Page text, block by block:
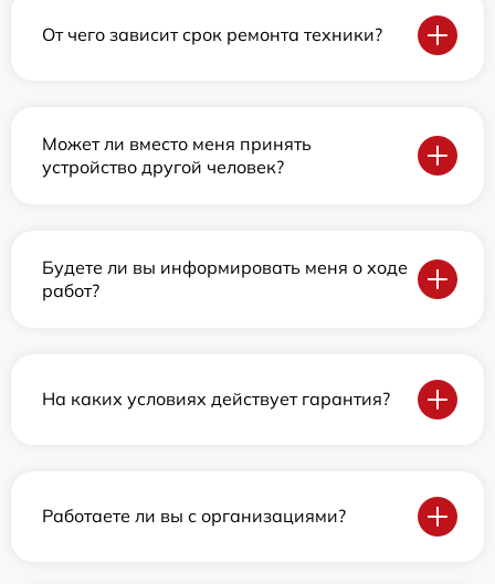
От чего зависит срок ремонта техники?
Может ли вместо меня принять
устройство другой человек?
Будете ли вы информировать меня о ходе
работ?
На каких условиях действует гарантия?
Работаете ли вы с организациями?